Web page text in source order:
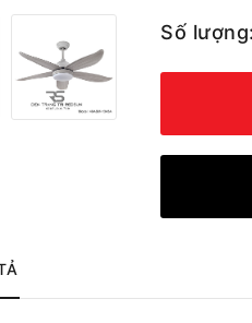
Số lượng: